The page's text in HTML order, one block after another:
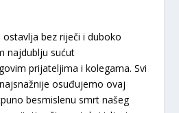
bez riječi i duboko
najdublju sućut
prijateljima i kolegama. Svi
osuđujemo ovaj
besmislenu smrt našeg